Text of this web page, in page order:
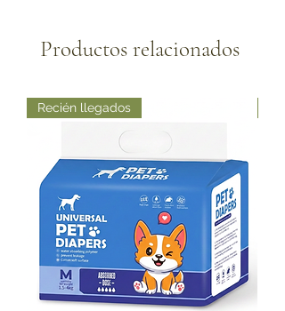
Productos relacionados
Recién llegados